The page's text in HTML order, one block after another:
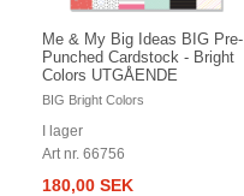
Me & My Big Ideas BIG Pre-
Punched Cardstock - Bright
Colors UTGÅENDE
BIG Bright Colors
I lager
Art nr. 66756
180,00 SEK